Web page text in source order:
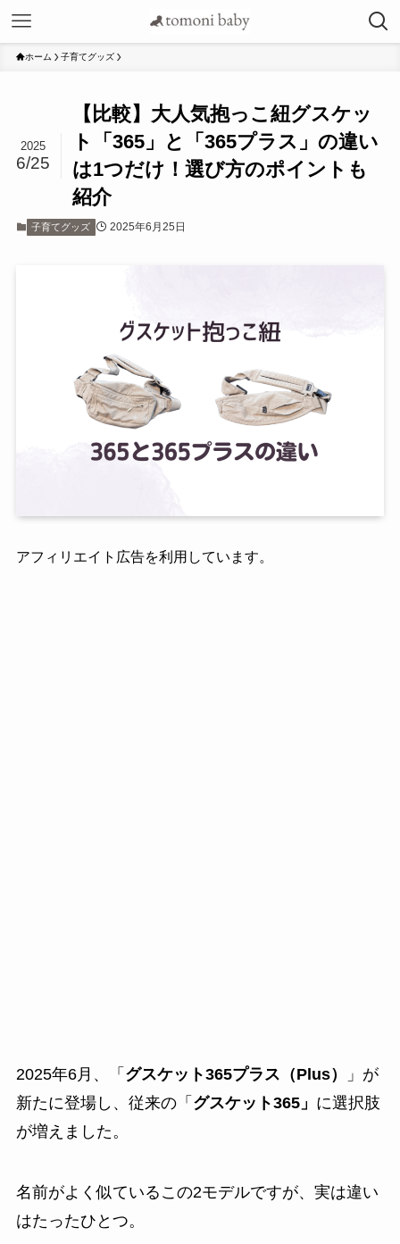
ホーム 子育てグッズ
【比較】大人気抱っこ紐グスケッ
ト「365」と「365プラス」の違い
は1つだけ！選び方のポイントも
紹介
2025
6/25
子育てグッズ 2025年6月25日
アフィリエイト広告を利用しています。
2025年6月、「 グスケット365プラス（Plus）
」が
新たに登場し、従来の「 グスケット365」 に選択肢
が増えました。
名前がよく似ているこの2モデルですが、実は違い
はたったひとつ。